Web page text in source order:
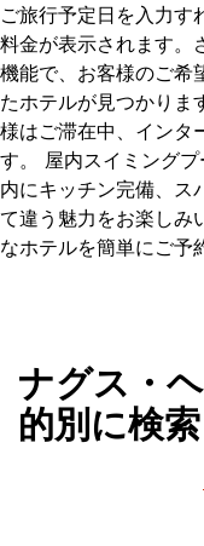
ご旅行予定日を入力す
料金が表示されます。
機能で、お客様のご希
たホテルが見つかりま
様はご滞在中、インタ
す。 屋内スイミング
内にキッチン完備、ス
て違う魅力をお楽しみ
なホテルを簡単にご予
ナグス・
的別に検索